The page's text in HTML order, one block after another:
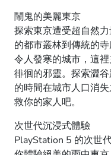
鬧鬼的美麗東京
探索東京遭受超自然
的都市叢林到傳統的
令人發寒的城市，這
徘徊的邪靈。探索澀
的時間在城市人口消
救你的家人吧。
次世代沉浸式體驗
PlayStation 5 的次世